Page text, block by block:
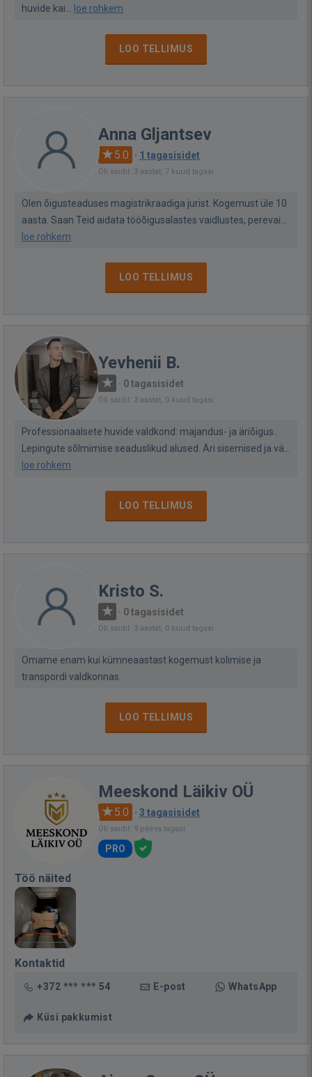
huvide kai...
loe rohkem
LOO TELLIMUS
Anna Gljantsev
5.0 · 1 tagasisidet
Oli saidil: 3 aastat, 7 kuud tagasi
Olen õigusteaduses magistrikraadiga jurist. Kogemust üle 10
aasta. Saan Teid aidata tööõigusalastes vaidlustes, perevai...
loe rohkem
LOO TELLIMUS
Yevhenii B.
· 0 tagasisidet
Oli saidil: 3 aastat, 0 kuud tagasi
Professionaalsete huvide valdkond: majandus- ja äriõigus..
Lepingute sõlmimise seaduslikud alused. Äri sisemised ja vä...
loe rohkem
LOO TELLIMUS
Kristo S.
· 0 tagasisidet
Oli saidil: 3 aastat, 0 kuud tagasi
Omame enam kui kümneaastast kogemust kolimise ja
transpordi valdkonnas.
LOO TELLIMUS
Meeskond Läikiv OÜ
5.0 · 3 tagasisidet
Oli saidil: 9 päeva tagasi
PRO
Töö näited
Kontaktid
+372 *** *** 54 E-post WhatsApp
Küsi pakkumist